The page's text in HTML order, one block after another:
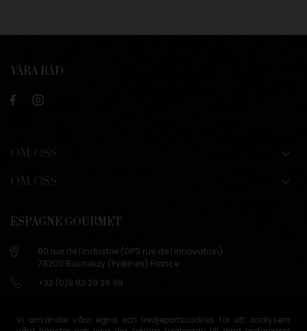
Vi använder våra egna och tredjepartscookies för att analysera
VÅRA RÅD
ESPAGNE GOURMET
60 rue de l'industrie (GPS rue de l'innovation)
78200 Buchelay (Yvelines) France
+33 (0)9 83 29 36 98
78200 Buchelay (Yvelines) France